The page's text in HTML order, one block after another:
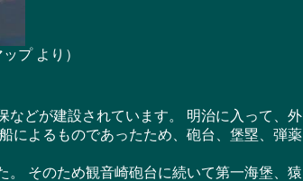
プ より）
どが建設されています。 明治に入って、外
によるものであったため、砲台、堡塁、弾薬
そのため観音崎砲台に続いて第一海堡、猿